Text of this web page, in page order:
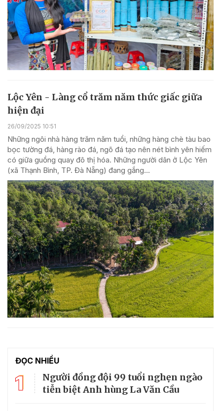
Lộc Yên - Làng cổ trăm năm thức giấc giữa
hiện đại
26/09/2025 10:51
Những ngôi nhà hàng trăm năm tuổi, những hàng chè tàu bao
bọc tường đá, hàng rào đá, ngõ đá tạo nên nét bình yên hiếm
có giữa guồng quay đô thị hóa. Những người dân ở Lộc Yên
(xã Thạnh Bình, TP. Đà Nẵng) đang gắng...
ĐỌC NHIỀU
1
Người đồng đội 99 tuổi nghẹn ngào
tiễn biệt Anh hùng La Văn Cầu